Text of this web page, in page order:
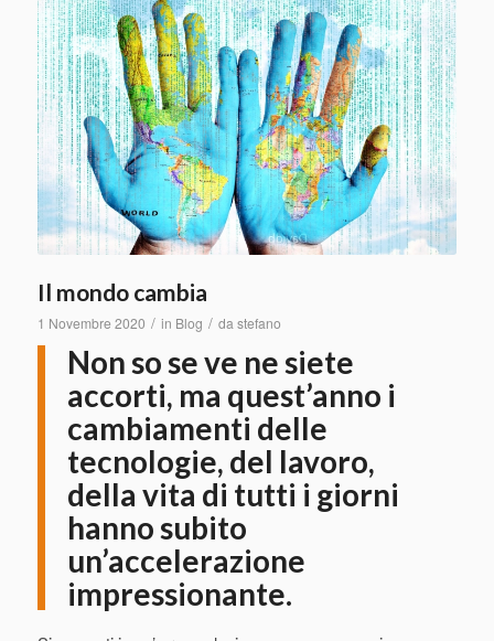
Il mondo cambia
1 Novembre 2020 / in Blog / da stefano
Non so se ve ne siete
accorti, ma quest’anno i
cambiamenti delle
tecnologie, del lavoro,
della vita di tutti i giorni
hanno subito
un’accelerazione
impressionante.